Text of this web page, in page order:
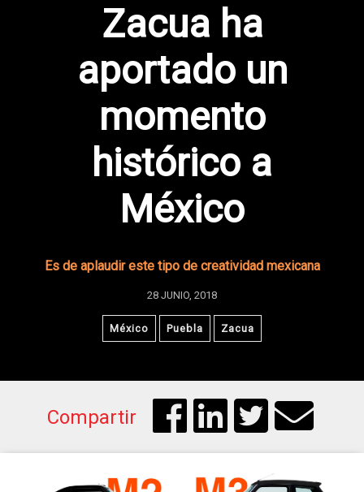
Zacua ha
aportado un
momento
histórico a
México
Es de aplaudir este tipo de creatividad mexicana
28 JUNIO, 2018
México Puebla Zacua
Compartir